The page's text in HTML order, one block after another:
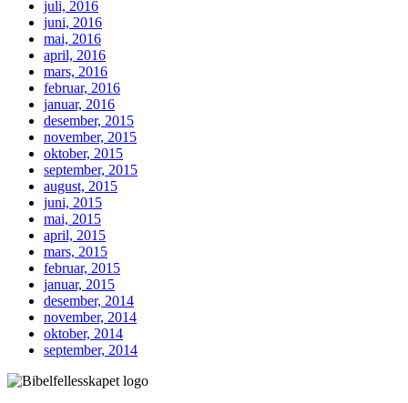
juli, 2016
juni, 2016
mai, 2016
april, 2016
mars, 2016
februar, 2016
januar, 2016
desember, 2015
november, 2015
oktober, 2015
september, 2015
august, 2015
juni, 2015
mai, 2015
april, 2015
mars, 2015
februar, 2015
januar, 2015
desember, 2014
november, 2014
oktober, 2014
september, 2014